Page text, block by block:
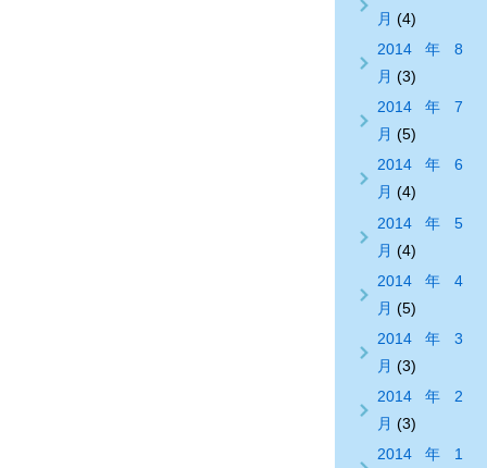
月 (4)
2014年8
月 (3)
2014年7
月 (5)
2014年6
月 (4)
2014年5
月 (4)
2014年4
月 (5)
2014年3
月 (3)
2014年2
月 (3)
2014年1